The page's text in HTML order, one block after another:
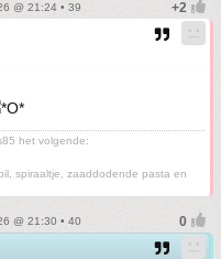
@ 21:24 • 39
het volgende:
spiraaltje, zaaddodende pasta en
@ 21:30 • 40